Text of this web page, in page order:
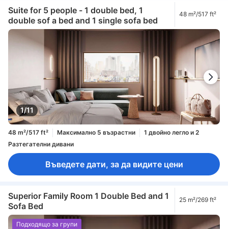
Suite for 5 people - 1 double bed, 1
double sof a bed and 1 single sofa bed
48 m²/517 ft²
1/11
48 m²/517 ft² Максимално 5 възрастни
1 двойно легло и 2
Разтегателни дивани
Въведете дати, за да видите цени
Superior Family Room 1 Double Bed and 1
Sofa Bed
25 m²/269 ft²
Подходящо за групи